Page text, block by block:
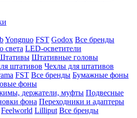
Yongnuo FST Godox Все бренды
света LED-осветители
Штативные головы
штативов Чехлы для штативов
FST Все бренды Бумажные фоны
фоны
держатели, муфты Подвесные
фона Переходники и адаптеры
Feelworld Lilliput Все бренды